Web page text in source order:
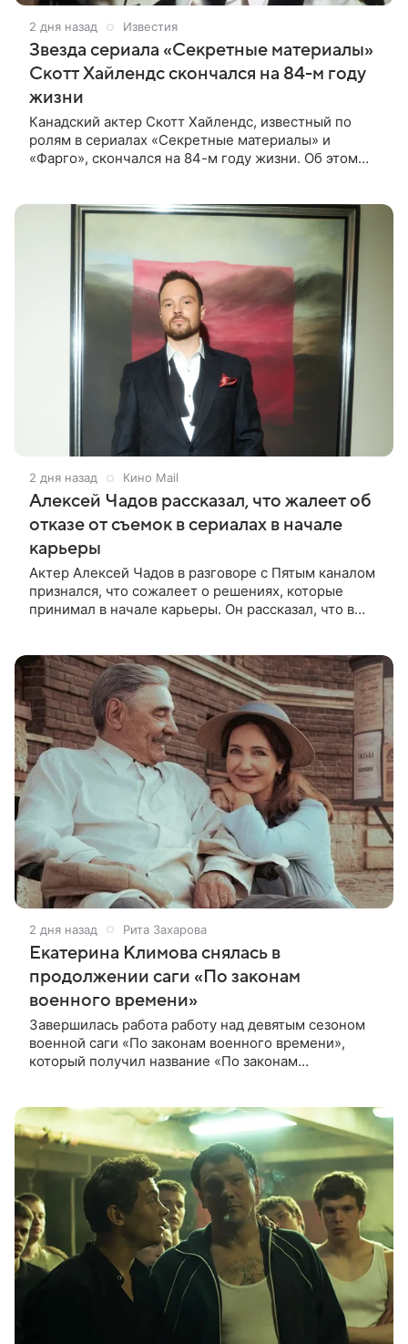
2 дня назад Известия
Звезда сериала «Секретные материалы»
Скотт Хайлендс скончался на 84-м году
жизни
Канадский актер Скотт Хайлендс, известный по
ролям в сериалах «Секретные материалы» и
«Фарго», скончался на 84-м году жизни. Об этом
2 дня назад Кино Mail
Алексей Чадов рассказал, что жалеет об
отказе от съемок в сериалах в начале
карьеры
Актер Алексей Чадов в разговоре с Пятым каналом
признался, что сожалеет о решениях, которые
принимал в начале карьеры. Он рассказал, что в
2 дня назад Рита Захарова
Екатерина Климова снялась в
продолжении саги «По законам
военного времени»
Завершилась работа работу над девятым сезоном
военной саги «По законам военного времени»,
который получил название «По законам